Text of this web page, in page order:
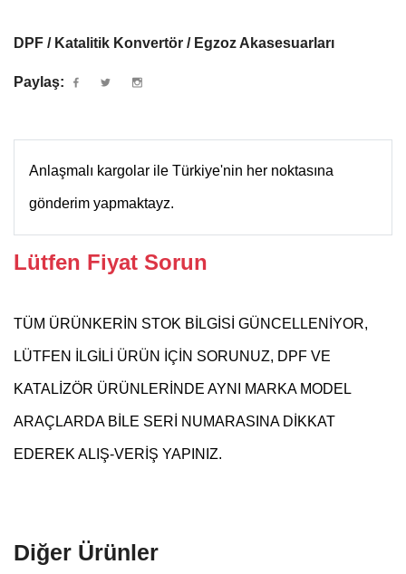
DPF / Katalitik Konvertör / Egzoz Akasesuarları
Paylaş:
Anlaşmalı kargolar ile Türkiye'nin her noktasına
gönderim yapmaktayz.
Lütfen Fiyat Sorun
TÜM ÜRÜNKERİN STOK BİLGİSİ GÜNCELLENİYOR,
LÜTFEN İLGİLİ ÜRÜN İÇİN SORUNUZ, DPF VE
KATALİZÖR ÜRÜNLERİNDE AYNI MARKA MODEL
ARAÇLARDA BİLE SERİ NUMARASINA DİKKAT
EDEREK ALIŞ-VERİŞ YAPINIZ.
Diğer Ürünler